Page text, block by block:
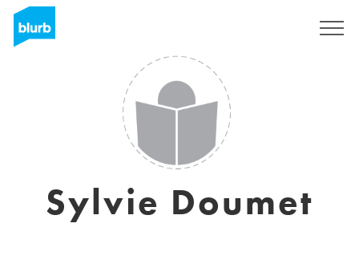
Sylvie Doumet